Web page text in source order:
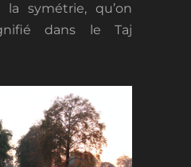
symétrie, qu’on
dans le Taj